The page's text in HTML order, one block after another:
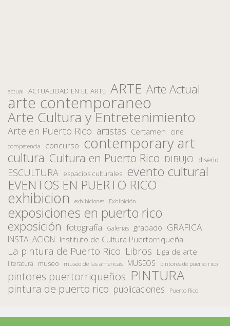
actual ACTUALIDAD EN EL ARTE ARTE Arte Actual
arte contemporaneo
Arte Cultura y Entretenimiento
Arte en Puerto Rico artistas Certamen cine
competencia concurso contemporary art
cultura Cultura en Puerto Rico DIBUJO diseño
ESCULTURA espacios culturales evento cultural
EVENTOS EN PUERTO RICO
exhibicion exhibiciones Exhibición
exposiciones en puerto rico
exposición fotografía Galerias grabado GRAFICA
INSTALACION Instituto de Cultura Puertorriqueña
La pintura de Puerto Rico Libros Liga de arte
literatura museo museo de las americas MUSEOS pintores de puerto rico
pintores puertorriqueños PINTURA
pintura de puerto rico publicaciones Puerto Rico